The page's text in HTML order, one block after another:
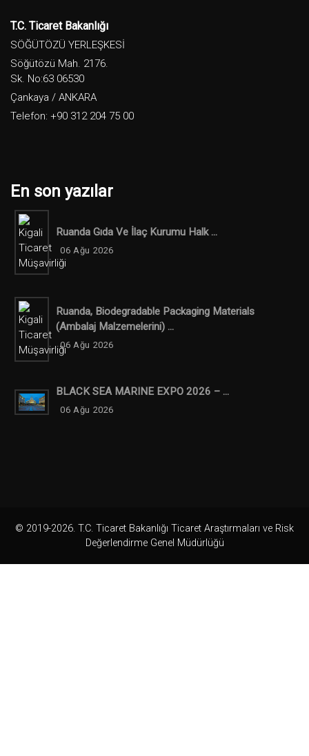
T.C. Ticaret Bakanlığı
SÖĞÜTÖZÜ YERLEŞKESİ
Söğütözü Mah. 2176.
Sk. No:63 06530
Çankaya / ANKARA
Telefon: +90 312 204 75 00
En son yazılar
Ruanda Gıda Ve İlaç Kurumu Halk ...
06 Ağu 2026
Ruanda, Biodegradable Packaging Materials
(ambalaj Malzemelerini) ...
06 Ağu 2026
BLACK SEA MARINE EXPO 2026 – ...
06 Ağu 2026
© 2019-2026. T.C. Ticaret Bakanlığı Ticaret Araştırmaları ve Risk
Değerlendirme Genel Müdürlüğü